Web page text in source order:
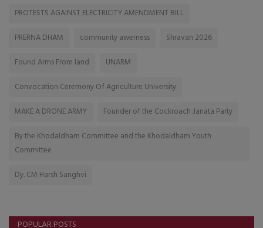
PROTESTS AGAINST ELECTRICITY AMENDMENT BILL
PRERNA DHAM
community awerness
Shravan 2026
Found Arms From land
UNARM
Convocation Ceremony Of Agriculture University
MAKE A DRONE ARMY
Founder of the Cockroach Janata Party
By the Khodaldham Committee and the Khodaldham Youth
Committee
Dy. CM Harsh Sanghvi
POPULAR POSTS